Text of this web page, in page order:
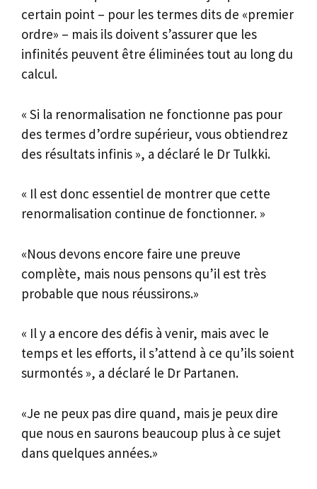
certain point – pour les termes dits de «premier
ordre» – mais ils doivent s’assurer que les
infinités peuvent être éliminées tout au long du
calcul.
« Si la renormalisation ne fonctionne pas pour
des termes d’ordre supérieur, vous obtiendrez
des résultats infinis », a déclaré le Dr Tulkki.
« Il est donc essentiel de montrer que cette
renormalisation continue de fonctionner. »
«Nous devons encore faire une preuve
complète, mais nous pensons qu’il est très
probable que nous réussirons.»
« Il y a encore des défis à venir, mais avec le
temps et les efforts, il s’attend à ce qu’ils soient
surmontés », a déclaré le Dr Partanen.
«Je ne peux pas dire quand, mais je peux dire
que nous en saurons beaucoup plus à ce sujet
dans quelques années.»